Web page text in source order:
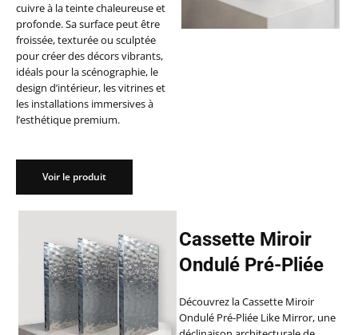
cuivre à la teinte chaleureuse et
profonde. Sa surface peut être
froissée, texturée ou sculptée
pour créer des décors vibrants,
idéals pour la scénographie, le
design d’intérieur, les vitrines et
les installations immersives à
l’esthétique premium.
Voir le produit
Cassette Miroir
Ondulé Pré-Pliée
Découvrez la Cassette Miroir
Ondulé Pré-Pliée Like Mirror, une